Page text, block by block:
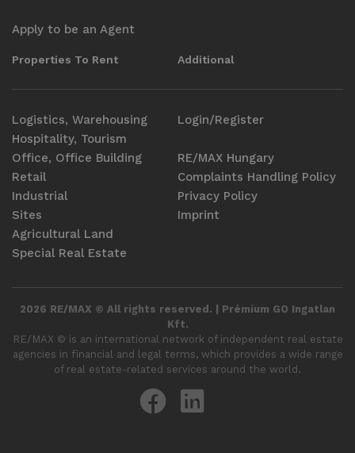
Apply to be an Agent
Properties To Rent
Logistics, Warehousing
Hospitality, Tourism
Office, Office Building
Retail
Industrial
Sites
Agricultural Land
Special Real Estate
Additional
Login/Register
RE/MAX Hungary
Complaints Handling Policy
Privacy Policy
Imprint
2026 RE/MAX © All rights reserved. | Prémium GO Ingatlan
Kft.
RE/MAX ©️ is an international network of independent real estate
agencies in financial and legal terms, which provides a wide range
of real estate-related services around the world.